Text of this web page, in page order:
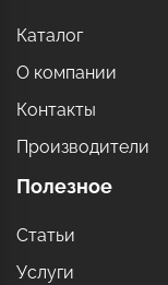
Каталог
О компании
Контакты
Производители
Полезное
Статьи
Услуги